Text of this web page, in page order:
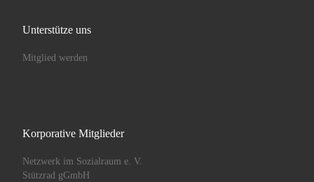
Unterstütze uns
Mitglied werden
Korporative Mitglieder
Netzwerk im Sozialraum e. V.
Stützrad gGmbH